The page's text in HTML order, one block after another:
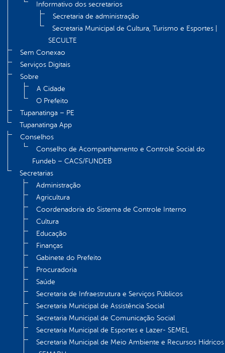
Informativo dos secretarios
Secretaria de administração
Secretaria Municipal de Cultura, Turismo e Esportes |
SECULTE
Sem Conexao
Serviços Digitais
Sobre
A Cidade
O Prefeito
Tupanatinga – PE
Tupanatinga App
Conselhos
Conselho de Acompanhamento e Controle Social do
Fundeb – CACS/FUNDEB
Secretarias
Administração
Agricultura
Coordenadoria do Sistema de Controle Interno
Cultura
Educação
Finanças
Gabinete do Prefeito
Procuradoria
Saúde
Secretaria de Infraestrutura e Serviços Públicos
Secretaria Municipal de Assistência Social
Secretaria Municipal de Comunicação Social
Secretaria Municipal de Esportes e Lazer- SEMEL
Secretaria Municipal de Meio Ambiente e Recursos Hídricos